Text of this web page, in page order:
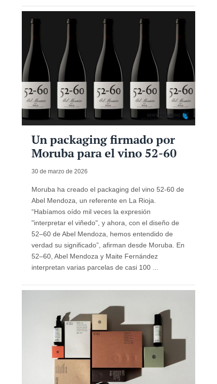
Un packaging firmado por
Moruba para el vino 52-60
30 de marzo de 2026
Moruba ha creado el packaging del vino 52-60 de
Abel Mendoza, un referente en La Rioja.
“Habíamos oído mil veces la expresión
"interpretar el viñedo", y ahora, con el diseño de
52–60 de Abel Mendoza, hemos entendido de
verdad su significado”, afirman desde Moruba. En
52–60, Abel Mendoza y Maite Fernández
interpretan varias parcelas de casi 100 ...